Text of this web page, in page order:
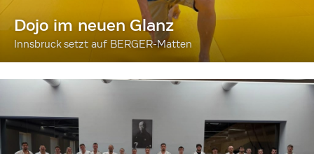
Dojo im neuen Glanz
Innsbruck setzt auf BERGER-Matten